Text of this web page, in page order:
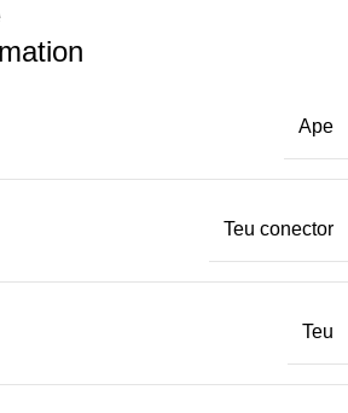
Ape
Teu conector
Teu